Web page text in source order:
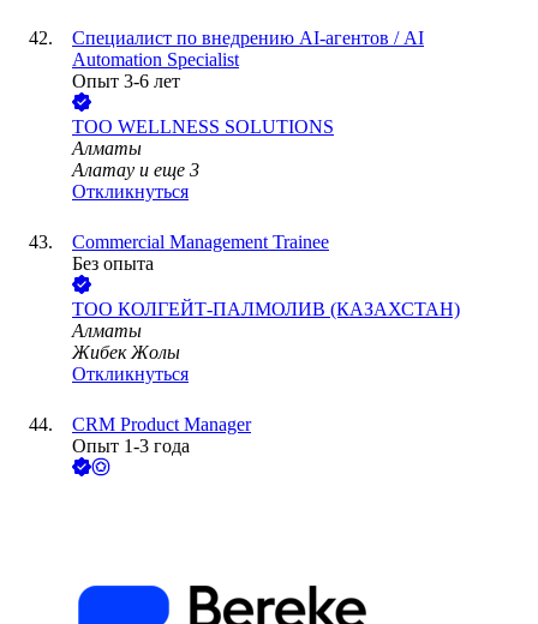
Специалист по внедрению AI-агентов / AI
Automation Specialist
Опыт 3-6 лет
ТОО WELLNESS SOLUTIONS
Алматы
Алатау и еще 3
Откликнуться
Commercial Management Trainee
Без опыта
ТОО КОЛГЕЙТ-ПАЛМОЛИВ (КАЗАХСТАН)
Алматы
Жибек Жолы
Откликнуться
CRM Product Manager
Опыт 1-3 года